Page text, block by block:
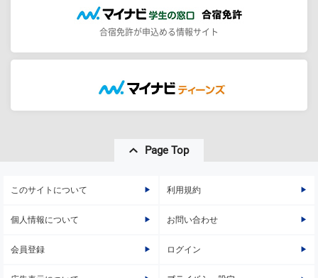
合宿免許が申込める情報サイト
Page Top
このサイトについて 利用規約
個人情報について お問い合わせ
会員登録 ログイン